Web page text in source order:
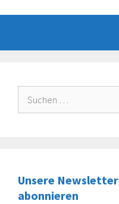
nach:
Unsere Newsletter
abonnieren